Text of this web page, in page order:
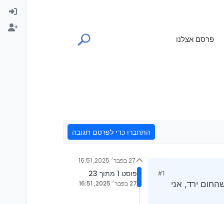
פרסם אצלנו
התחברו כדי לפרסם תגובה
#1
ירד, אני
27 בפבר׳ 2025, 16:51
פוסט 1 מתוך 23
27 בפבר׳ 2025, 16:51